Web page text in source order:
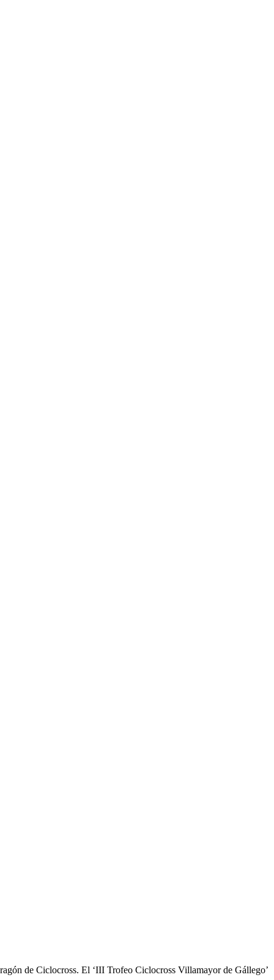
de Ciclocross. El ‘III Trofeo Ciclocross Villamayor de Gállego’